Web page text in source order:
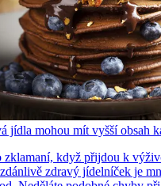
jídla mohou mít vyšší obsah
zklamaní, když přijdou k
zdravý jídelníček je